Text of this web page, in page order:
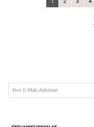
2 3 4